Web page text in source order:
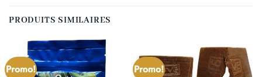
PRODUITS SIMILAIRES
Promo! Promo!